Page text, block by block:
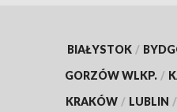
BIAŁYSTOK /
GORZÓW WLKP. /
KRAKÓW / LUBLIN /